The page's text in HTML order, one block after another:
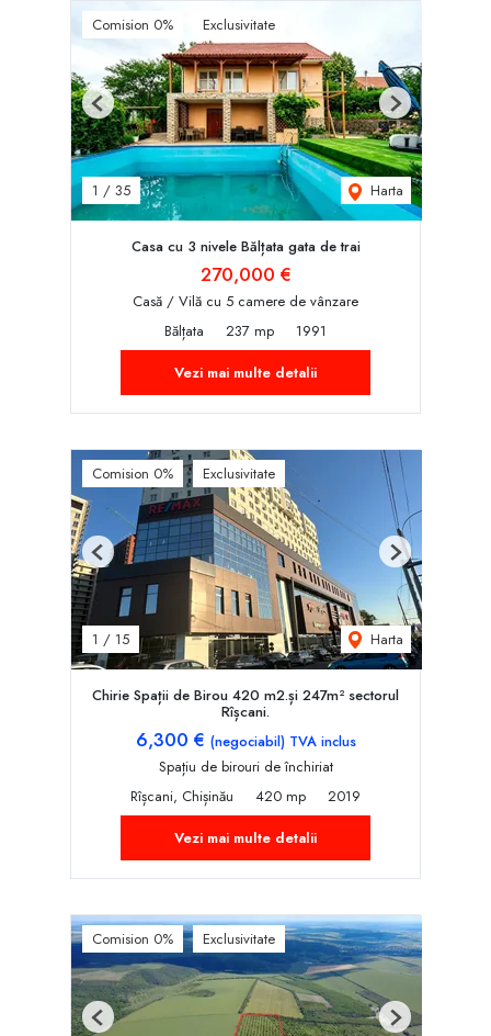
Comision 0% Exclusivitate
1 / 35 Harta
Previous Next
Casa cu 3 nivele Bălțata gata de trai
270,000 €
Casă / Vilă cu 5 camere de vânzare
Bălțata
237 mp
1991
Vezi mai multe detalii
Comision 0% Exclusivitate
1 / 15 Harta
Previous Next
Chirie Spații de Birou 420 m2.și 247m² sectorul
Rîșcani.
6,300 € (negociabil) TVA inclus
Spațiu de birouri de închiriat
Rîșcani, Chișinău
420 mp
2019
Vezi mai multe detalii
Comision 0% Exclusivitate
Previous Next